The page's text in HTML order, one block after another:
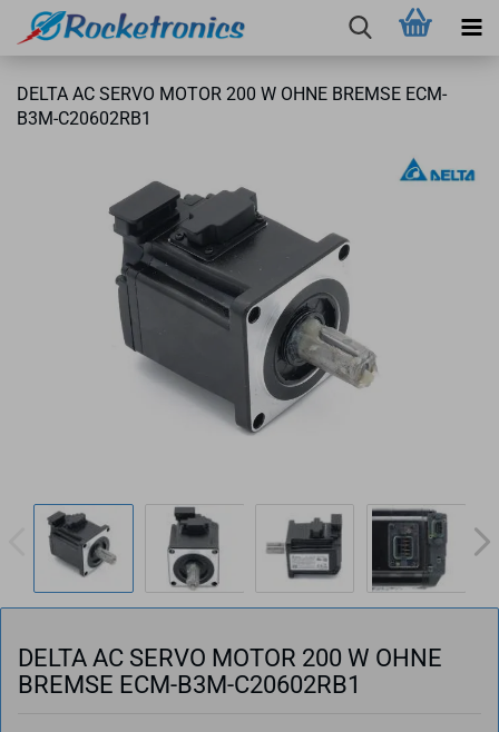
DELTA AC SERVO MOTOR 200 W OHNE BREM­SE ECM-​
B3M-C20602RB1
DELTA AC SERVO MOTOR 200 W OHNE
BREM­SE ECM-​B3M-C20602RB1